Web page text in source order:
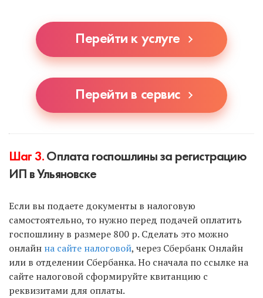
специалист, если вы выберете УСН.
Перейти к услуге
Перейти в сервис
Шаг 3. Оплата госпошлины за регистрацию
ИП в Ульяновске
Если вы подаете документы в налоговую
самостоятельно, то нужно перед подачей оплатить
госпошлину в размере 800 р. Сделать это можно
онлайн на сайте налоговой, через Сбербанк Онлайн
или в отделении Сбербанка. Но сначала по ссылке на
сайте налоговой сформируйте квитанцию с
реквизитами для оплаты.